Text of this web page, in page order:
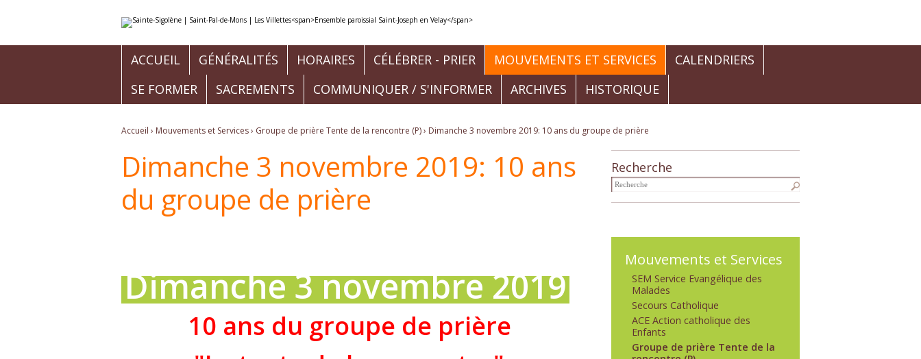
contenu.
ACCUEIL GÉNÉRALITÉS HORAIRES CÉLÉBRER - PRIER MOUVEMENTS ET SERVICES
CALENDRIERS
SE FORMER
SACREMENTS COMMUNIQUER / S'INFORMER ARCHIVES HISTORIQUE
Accueil › Mouvements et Services› Groupe de prière Tente de la rencontre (P)› Dimanche 3 novembre 2019: 10 ans du groupe de prière
Recherche
Navigation
Mouvements et Services
SEM Service Evangélique des
Malades
Secours Catholique
ACE Action catholique des
Enfants
Groupe de prière Tente de la
Dimanche 3 novembre 2019: 10 ans
du groupe de prière
Dimanche 3 novembre 2019
10 ans du groupe de prière